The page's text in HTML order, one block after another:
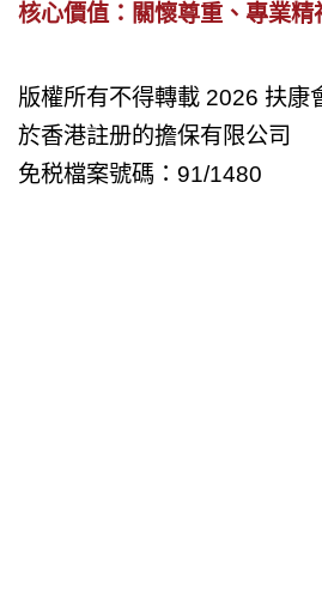
核心價值：關懷尊重、專業
版權所有不得轉載 2026 扶康
於香港註册的擔保有限公司
免税檔案號碼：91/1480